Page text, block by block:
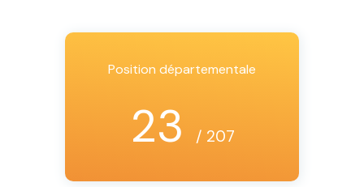
Position départementale
23 / 207